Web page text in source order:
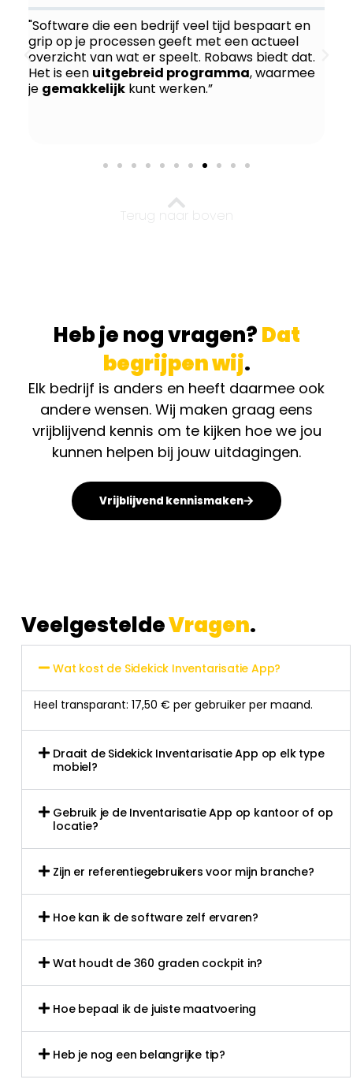
"Software die een bedrijf veel tijd bespaart en
grip op je processen geeft met een actueel
overzicht van wat er speelt. Robaws biedt dat.
Het is een uitgebreid programma, waarmee
je gemakkelijk kunt werken.”
Terug naar boven
Heb je nog vragen?Dat
begrijpen wij.
Elk bedrijf is anders en heeft daarmee ook
andere wensen. Wij maken graag eens
vrijblijvend kennis om te kijken hoe we jou
kunnen helpen bij jouw uitdagingen.
Vrijblijvend kennismaken
VeelgesteldeVragen.
Wat kost de Sidekick Inventarisatie App?
Heel transparant: 17,50 € per gebruiker per maand.
Draait de Sidekick Inventarisatie App op elk type
mobiel?
Gebruik je de Inventarisatie App op kantoor of op
locatie?
Zijn er referentiegebruikers voor mijn branche?
Hoe kan ik de software zelf ervaren?
Wat houdt de 360 graden cockpit in?
Hoe bepaal ik de juiste maatvoering
Heb je nog een belangrijke tip?